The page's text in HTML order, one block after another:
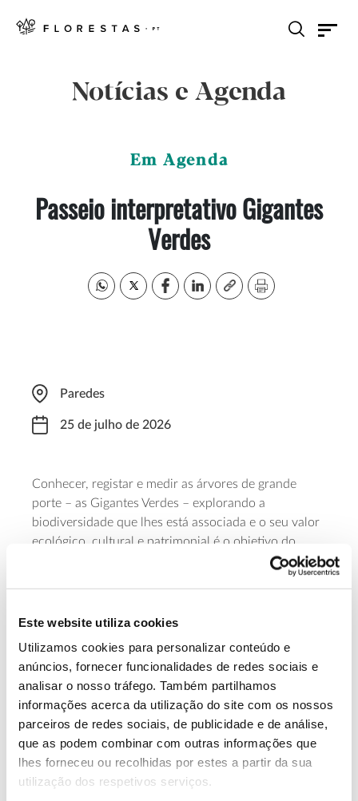
Este website utiliza cookies
Utilizamos cookies para personalizar conteúdo e
anúncios, fornecer funcionalidades de redes sociais e
analisar o nosso tráfego. Também partilhamos
informações acerca da utilização do site com os nossos
parceiros de redes sociais, de publicidade e de análise,
que as podem combinar com outras informações que
lhes forneceu ou recolhidas por estes a partir da sua
utilização dos respetivos serviços.
Notícias e Agenda
Em Agenda
Passeio interpretativo Gigantes
Verdes
Paredes
25 de julho de 2026
Conhecer, registar e medir as árvores de grande
porte – as Gigantes Verdes – explorando a
biodiversidade que lhes está associada e o seu valor
ecológico, cultural e patrimonial é o objetivo do
passeio interpretativo que a Associação Verde está a
promover no verão de 2026. No dia 25 de julho, o
Os percursos não excedem os cinco quilómetros e
Faça a sua inscrição
13.07.2026
Genoma do priolo e de outras espécies em risco:
conhecer para conservar